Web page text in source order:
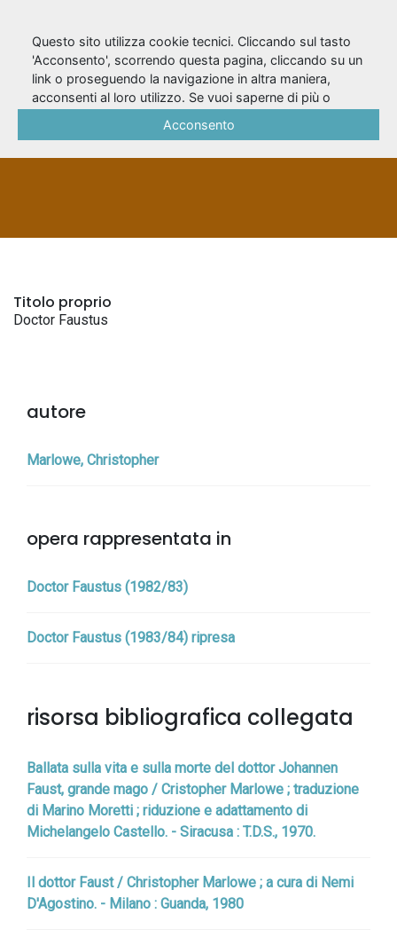
Doctor Faustus
TITOLI UNIFORMI
Titolo proprio
Doctor Faustus
autore
Marlowe, Christopher
opera rappresentata in
Doctor Faustus (1982/83)
Doctor Faustus (1983/84) ripresa
risorsa bibliografica collegata
Ballata sulla vita e sulla morte del dottor Johannen
Faust, grande mago / Cristopher Marlowe ; traduzione
di Marino Moretti ; riduzione e adattamento di
Michelangelo Castello. - Siracusa : T.D.S., 1970.
Il dottor Faust / Christopher Marlowe ; a cura di Nemi
D'Agostino. - Milano : Guanda, 1980
Questo sito utilizza cookie tecnici. Cliccando sul tasto
'Acconsento', scorrendo questa pagina, cliccando su un
link o proseguendo la navigazione in altra maniera,
acconsenti al loro utilizzo. Se vuoi saperne di più o
Acconsento